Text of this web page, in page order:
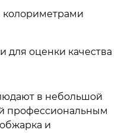
для оценки качества
в небольшой
профессиональным
и